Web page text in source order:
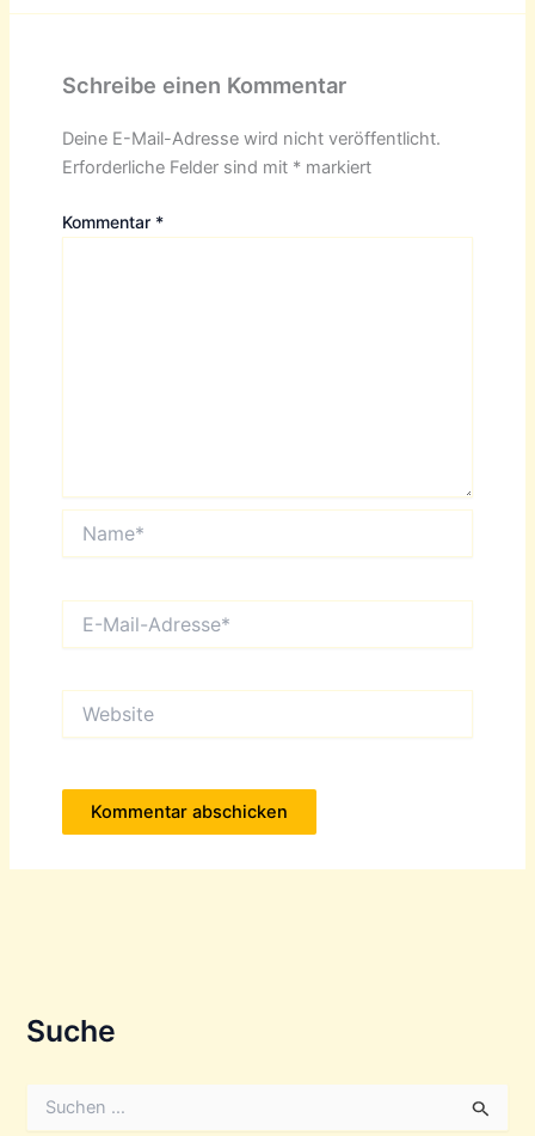
Schreibe einen Kommentar
Deine E-Mail-Adresse wird nicht veröffentlicht.
Erforderliche Felder sind mit *markiert
Kommentar *
Mail-
Suche